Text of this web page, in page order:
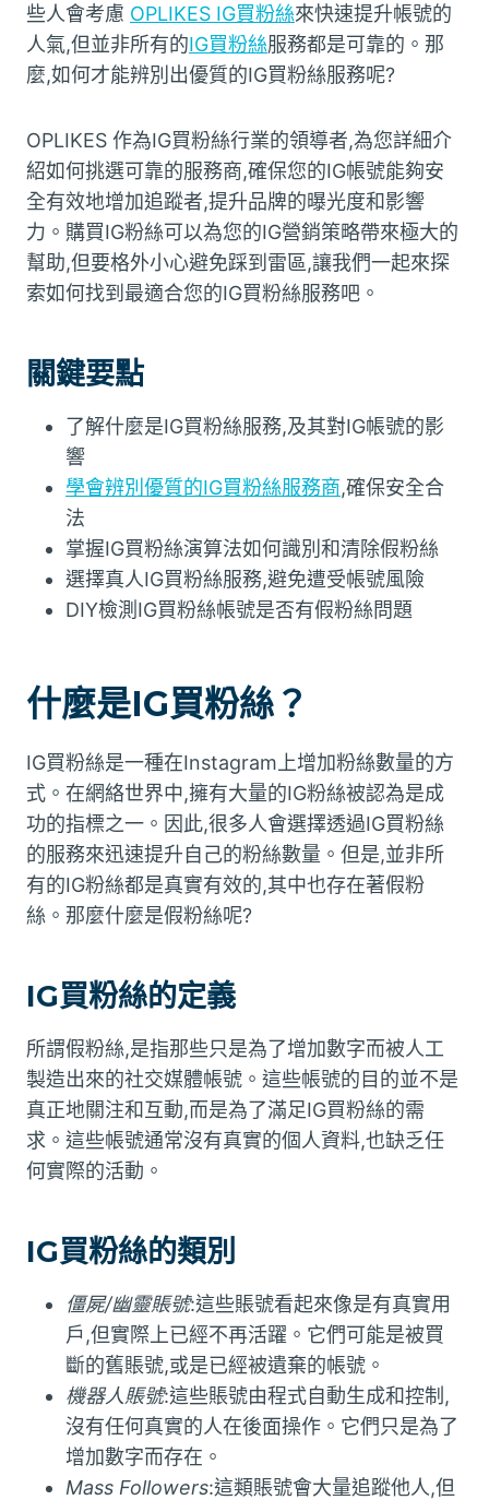
些人會考慮 OPLIKES IG買粉絲來快速提升帳號的
人氣,但並非所有的IG買粉絲服務都是可靠的。那
麼,如何才能辨別出優質的IG買粉絲服務呢?
OPLIKES 作為IG買粉絲行業的領導者,為您詳細介
紹如何挑選可靠的服務商,確保您的IG帳號能夠安
全有效地增加追蹤者,提升品牌的曝光度和影響
力。購買IG粉絲可以為您的IG營銷策略帶來極大的
幫助,但要格外小心避免踩到雷區,讓我們一起來探
索如何找到最適合您的IG買粉絲服務吧。
關鍵要點
了解什麼是IG買粉絲服務,及其對IG帳號的影
響
學會辨別優質的IG買粉絲服務商,確保安全合
法
掌握IG買粉絲演算法如何識別和清除假粉絲
選擇真人IG買粉絲服務,避免遭受帳號風險
DIY檢測IG買粉絲帳號是否有假粉絲問題
什麼是IG買粉絲？
IG買粉絲是一種在Instagram上增加粉絲數量的方
式。在網絡世界中,擁有大量的IG粉絲被認為是成
功的指標之一。因此,很多人會選擇透過IG買粉絲
的服務來迅速提升自己的粉絲數量。但是,並非所
有的IG粉絲都是真實有效的,其中也存在著假粉
絲。那麼什麼是假粉絲呢?
IG買粉絲的定義
所謂假粉絲,是指那些只是為了增加數字而被人工
製造出來的社交媒體帳號。這些帳號的目的並不是
真正地關注和互動,而是為了滿足IG買粉絲的需
求。這些帳號通常沒有真實的個人資料,也缺乏任
何實際的活動。
IG買粉絲的類別
僵屍/幽靈賬號:這些賬號看起來像是有真實用
戶,但實際上已經不再活躍。它們可能是被買
斷的舊賬號,或是已經被遺棄的帳號。
機器人賬號:這些賬號由程式自動生成和控制,
沒有任何真實的人在後面操作。它們只是為了
增加數字而存在。
Mass Followers:這類賬號會大量追蹤他人,但